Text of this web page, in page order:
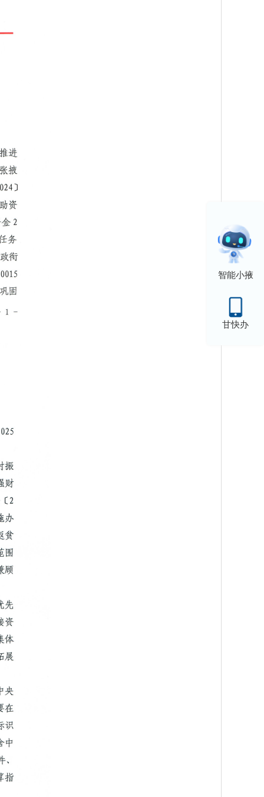
智能小掖
甘快办